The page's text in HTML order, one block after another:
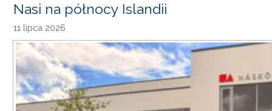
Nasi na północy Islandii
11 lipca 2026